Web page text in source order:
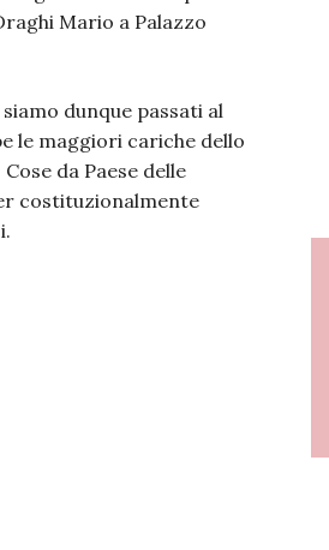
Mario a Palazzo
dunque passati al
le maggiori cariche dello
da Paese delle
costituzionalmente